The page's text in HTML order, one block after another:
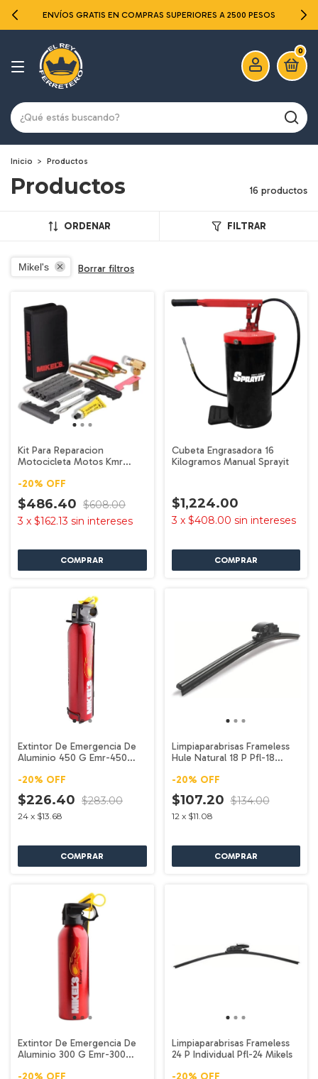
ENVÍOS GRATIS EN COMPRAS SUPERIORES A 2500 PESOS
0
Inicio > Productos
Productos 16 productos
ORDENAR FILTRAR
Mikel's Borrar filtros
Kit Para Reparacion
Motocicleta Motos Kmr
-20% OFF
$486.40 $608.00
3 x $162.13 sin intereses
Cubeta Engrasadora 16
Kilogramos Manual Sprayit
$1,224.00
3 x $408.00 sin intereses
Extintor De Emergencia De
Aluminio 450 G Emr-450
-20% OFF
$226.40 $283.00
24 x $13.68
Limpiaparabrisas Frameless
Hule Natural 18 P Pfl-18
-20% OFF
$107.20 $134.00
12 x $11.08
Extintor De Emergencia De
Aluminio 300 G Emr-300
-20% OFF
Limpiaparabrisas Frameless
24 P Individual Pfl-24 Mikels
-20% OFF